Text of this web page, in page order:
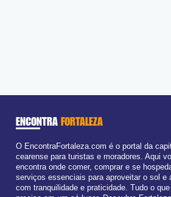
ENCONTRA FORTALEZA
O EncontraFortaleza.com é o portal da
cearense para turistas e moradores. Aqui
encontra onde comer, comprar e se
serviços essenciais para aproveitar o sol e
com tranquilidade e praticidade. Tudo o